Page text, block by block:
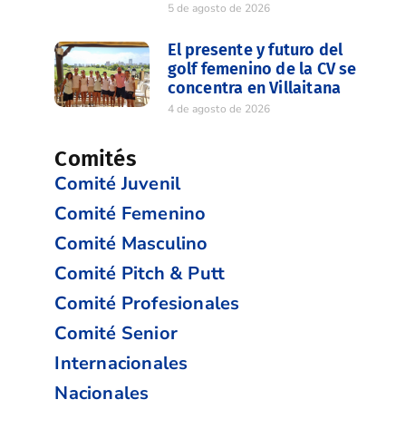
5 de agosto de 2026
El presente y futuro del
golf femenino de la CV se
concentra en Villaitana
4 de agosto de 2026
Comités
Comité Juvenil
Comité Femenino
Comité Masculino
Comité Pitch & Putt
Comité Profesionales
Comité Senior
Internacionales
Nacionales